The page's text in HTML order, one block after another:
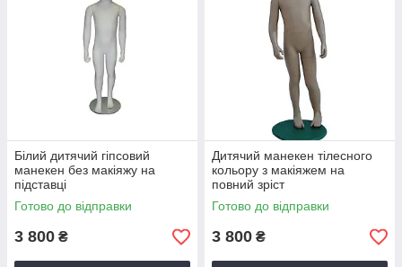
Білий дитячий гіпсовий
манекен без макіяжу на
підставці
Готово до відправки
3 800 ₴
Дитячий манекен тілесного
кольору з макіяжем на
повний зріст
Готово до відправки
3 800 ₴